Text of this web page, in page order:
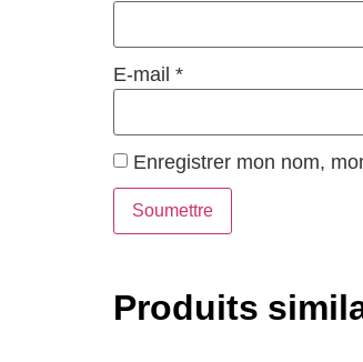
E-mail *
Enregistrer mon nom,
Produits